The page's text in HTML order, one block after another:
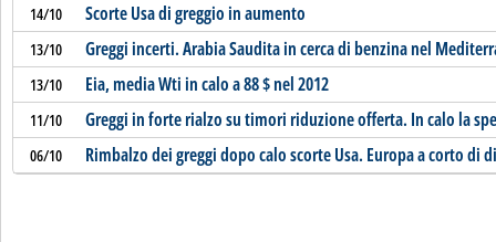
14/10 Scorte Usa di greggio in aumento
13/10 Greggi incerti. Arabia Saudita in cerca di benzina nel
13/10 Eia, media Wti in calo a 88 $ nel 2012
11/10 Greggi in forte rialzo su timori riduzione offerta. In calo la
06/10 Rimbalzo dei greggi dopo calo scorte Usa. Europa a corto di